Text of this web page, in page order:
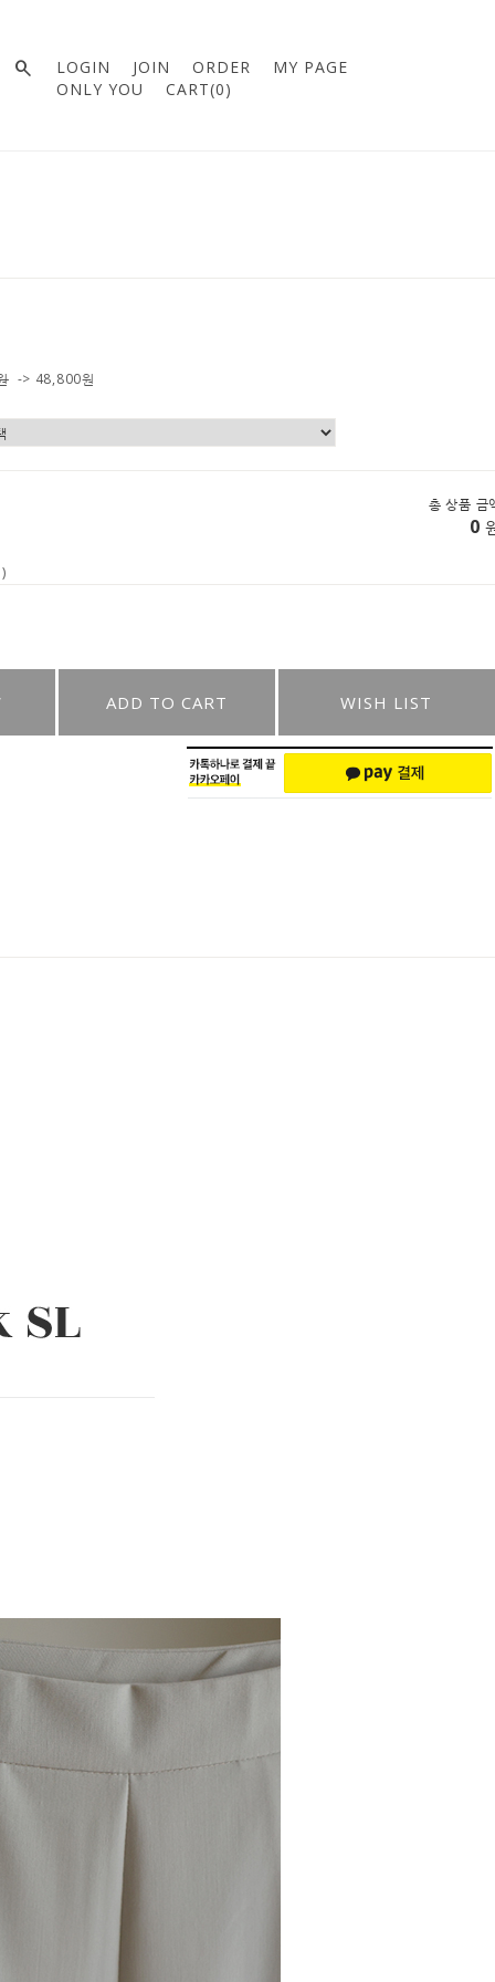
 LOGIN JOIN ORDER
MY PAGE
ONLY YOU
CART(0)
-> 48,800원
총 상품 금
0
ADD TO CART WISH LIST